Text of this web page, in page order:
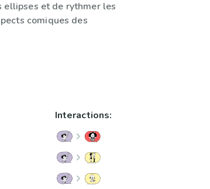
et de rythmer les
comiques des
Interactions: